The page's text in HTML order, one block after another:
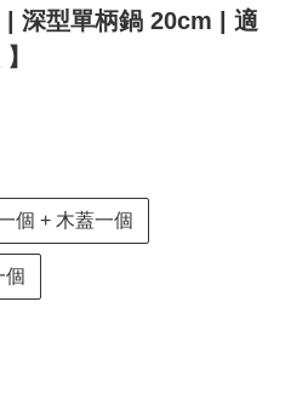
深型單柄鍋 20cm | 適
個 + 木蓋一個
個